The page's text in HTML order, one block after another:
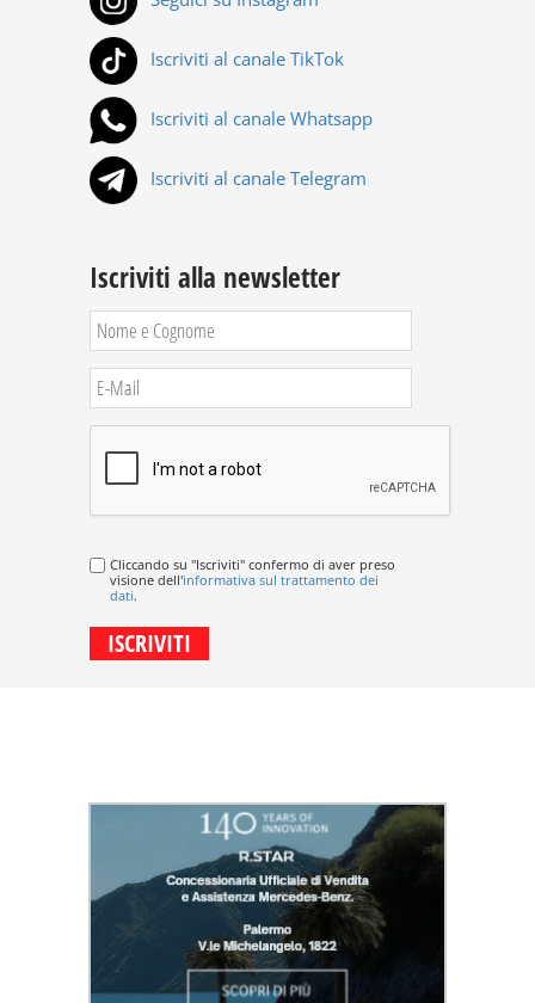
Iscriviti al canale TikTok
Iscriviti al canale Whatsapp
Iscriviti al canale Telegram
Iscriviti alla newsletter
Cliccando su "Iscriviti" confermo di aver preso
visione dell'informativa sul trattamento dei
dati.